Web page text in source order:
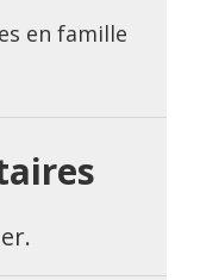
en famille